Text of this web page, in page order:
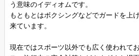
う意味のイディオムです。
もともとはボクシングなどでガードを上
来ています。
現在ではスポーツ以外でも広く使われて